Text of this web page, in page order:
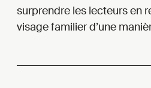
surprendre les lecteurs en
visage familier d’une